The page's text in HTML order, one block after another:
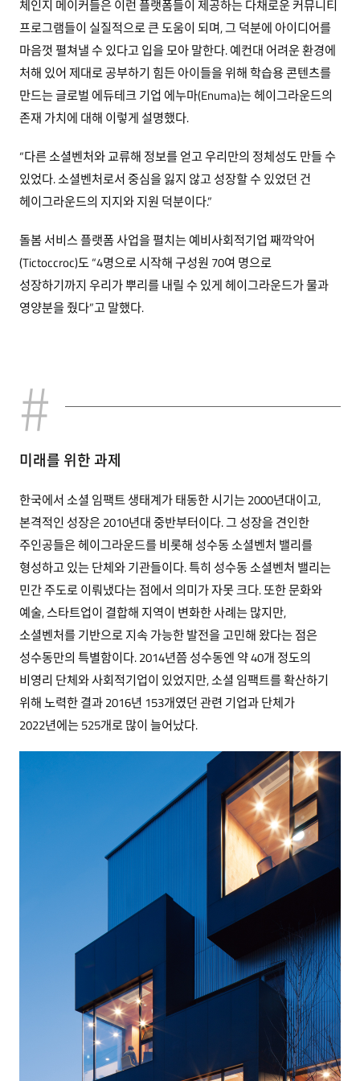
체인지 메이커들은 이런 플랫폼들이 제공하는 다채로운 커뮤니티
프로그램들이 실질적으로 큰 도움이 되며, 그 덕분에 아이디어를
마음껏 펼쳐낼 수 있다고 입을 모아 말한다. 예컨대 어려운 환경에
처해 있어 제대로 공부하기 힘든 아이들을 위해 학습용 콘텐츠를
만드는 글로벌 에듀테크 기업 에누마(Enuma)는 헤이그라운드의
존재 가치에 대해 이렇게 설명했다.
“다른 소셜벤처와 교류해 정보를 얻고 우리만의 정체성도 만들 수
있었다. 소셜벤처로서 중심을 잃지 않고 성장할 수 있었던 건
헤이그라운드의 지지와 지원 덕분이다.”
돌봄 서비스 플랫폼 사업을 펼치는 예비사회적기업 째깍악어
(Tictoccroc)도 “4명으로 시작해 구성원 70여 명으로
성장하기까지 우리가 뿌리를 내릴 수 있게 헤이그라운드가 물과
영양분을 줬다”고 말했다.
미래를 위한 과제
한국에서 소셜 임팩트 생태계가 태동한 시기는 2000년대이고,
본격적인 성장은 2010년대 중반부터이다. 그 성장을 견인한
주인공들은 헤이그라운드를 비롯해 성수동 소셜벤처 밸리를
형성하고 있는 단체와 기관들이다. 특히 성수동 소셜벤처 밸리는
민간 주도로 이뤄냈다는 점에서 의미가 자못 크다. 또한 문화와
예술, 스타트업이 결합해 지역이 변화한 사례는 많지만,
소셜벤처를 기반으로 지속 가능한 발전을 고민해 왔다는 점은
성수동만의 특별함이다. 2014년쯤 성수동엔 약 40개 정도의
비영리 단체와 사회적기업이 있었지만, 소셜 임팩트를 확산하기
위해 노력한 결과 2016년 153개였던 관련 기업과 단체가
2022년에는 525개로 많이 늘어났다.